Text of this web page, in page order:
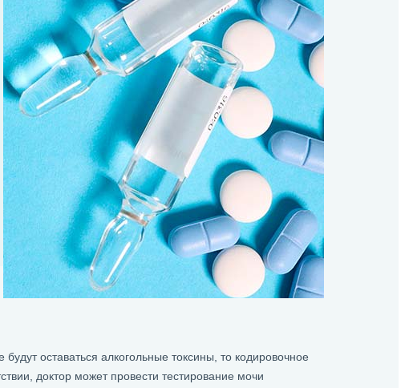
оставаться алкогольные токсины, то кодировочное
доктор может провести тестирование мочи